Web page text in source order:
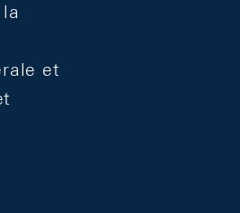
et